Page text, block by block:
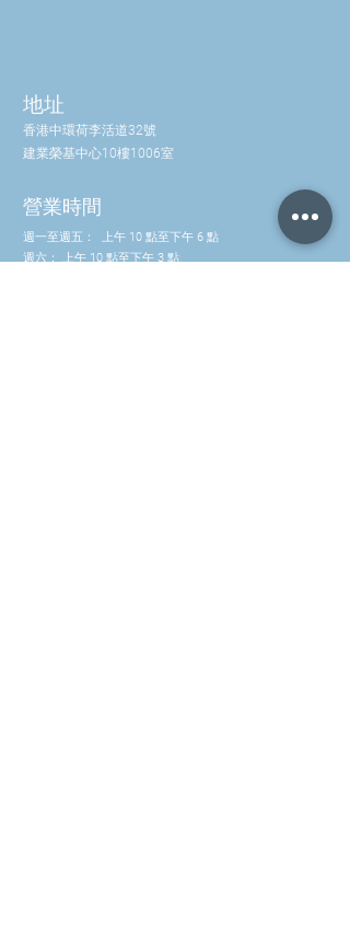
地址
香港中環荷李活道32號
建業榮基中心10樓1006室
營業時間
週一至週五：
上午 10 點至下午 6 點
週六：
上午 10 點至下午 3 點